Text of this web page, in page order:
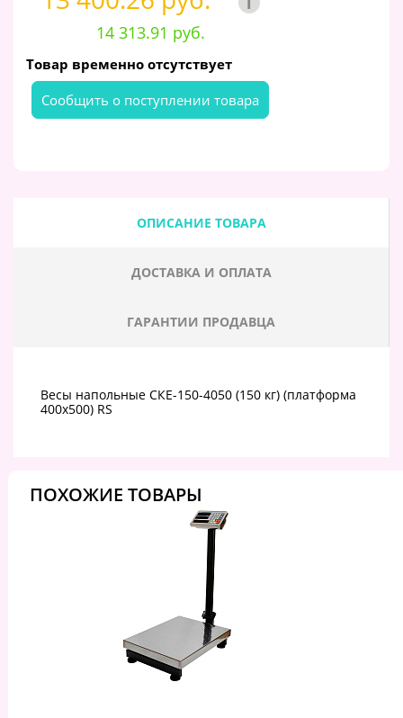
14 313.91 руб.
Товар временно отсутствует
Cообщить о поступлении товара
ОПИСАНИЕ ТОВАРА
ДОСТАВКА И ОПЛАТА
ГАРАНТИИ ПРОДАВЦА
Весы напольные СКЕ-150-4050 (150 кг) (платформа
400х500) RS
ПОХОЖИЕ ТОВАРЫ